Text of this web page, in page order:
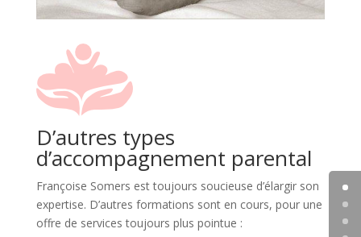
D’autres types
d’accompagnement parental
Françoise Somers est toujours soucieuse d’élargir son
expertise. D’autres formations sont en cours, pour une
offre de services toujours plus pointue :